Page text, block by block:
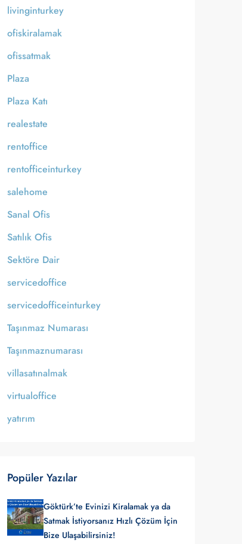
livinginturkey
ofiskiralamak
ofissatmak
Plaza
Plaza Katı
realestate
rentoffice
rentofficeinturkey
salehome
Sanal Ofis
Satılık Ofis
Sektöre Dair
servicedoffice
servicedofficeinturkey
Taşınmaz Numarası
Taşınmaznumarası
villasatınalmak
virtualoffice
yatırım
Popüler Yazılar
Göktürk’te Evinizi Kiralamak ya da
Satmak İstiyorsanız Hızlı Çözüm İçin
Bize Ulaşabilirsiniz!